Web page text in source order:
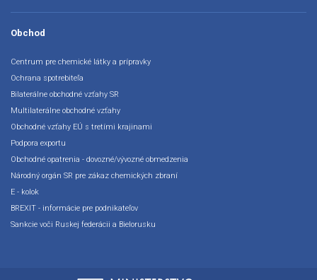
Obchod
Centrum pre chemické látky a prípravky
Ochrana spotrebiteľa
Bilaterálne obchodné vzťahy SR
Multilaterálne obchodné vzťahy
Obchodné vzťahy EÚ s tretími krajinami
Podpora exportu
Obchodné opatrenia - dovozné/vývozné obmedzenia
Národný orgán SR pre zákaz chemických zbraní
E - kolok
BREXIT - informácie pre podnikateľov
Sankcie voči Ruskej federácii a Bielorusku